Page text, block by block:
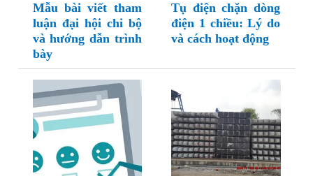
Mẫu bài viết tham
luận đại hội chi bộ
và hướng dẫn trình
bày
Tụ điện chặn dòng
điện 1 chiều: Lý do
và cách hoạt động